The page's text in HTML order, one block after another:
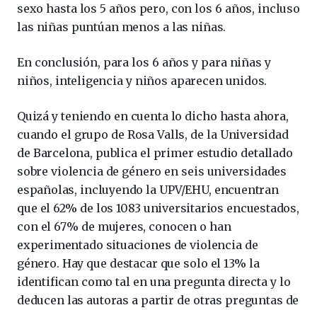
sexo hasta los 5 años pero, con los 6 años, incluso
las niñas puntúan menos a las niñas.
En conclusión, para los 6 años y para niñas y
niños, inteligencia y niños aparecen unidos.
Quizá y teniendo en cuenta lo dicho hasta ahora,
cuando el grupo de Rosa Valls, de la Universidad
de Barcelona, publica el primer estudio detallado
sobre violencia de género en seis universidades
españolas, incluyendo la UPV/EHU, encuentran
que el 62% de los 1083 universitarios encuestados,
con el 67% de mujeres, conocen o han
experimentado situaciones de violencia de
género. Hay que destacar que solo el 13% la
identifican como tal en una pregunta directa y lo
deducen las autoras a partir de otras preguntas de